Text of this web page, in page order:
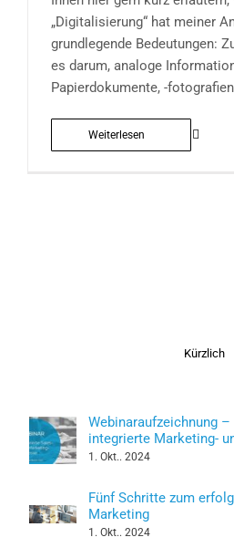
„Digitalisierung“ hat meiner
grundlegende Bedeutungen:
es darum, analoge
Papierdokumente, -
Weiterlesen
Kürzlich
Webinaraufzeichnung
integrierte Marketing-
1. Okt.. 2024
Fünf Schritte zum
Marketing
1. Okt.. 2024